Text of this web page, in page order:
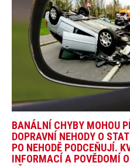
BANÁLNÍ CHYBY MOHOU
DOPRAVNÍ NEHODY O
PO NEHODĚ PODCEŇUJÍ.
INFORMACÍ A POVĚDOMÍ